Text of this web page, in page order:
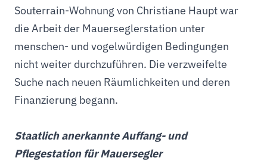
Souterrain-Wohnung von Christiane Haupt war
die Arbeit der Mauerseglerstation unter
menschen- und vogelwürdigen Bedingungen
nicht weiter durchzuführen. Die verzweifelte
Suche nach neuen Räumlichkeiten und deren
Finanzierung begann.
Staatlich anerkannte Auffang- und
Pflegestation für Mauersegler